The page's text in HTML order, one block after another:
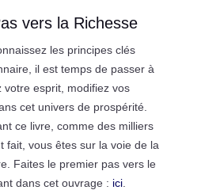
vers la Richesse
les principes clés
il est temps de passer à
votre esprit, modifiez vos
cet univers de prospérité.
ce livre, comme des milliers
fait, vous êtes sur la voie de la
Faites le premier pas vers le
dans cet ouvrage : ici.